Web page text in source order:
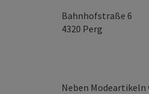
Bahnhofstraße 6
4320 Perg
Neben